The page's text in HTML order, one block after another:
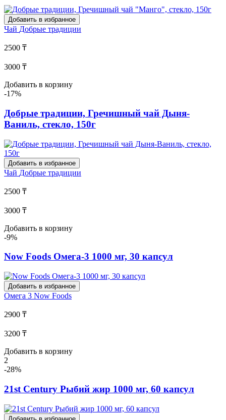
Добавить в избранное
Чай Добрые традиции
2500 ₸
3000 ₸
Добавить в корзину
-17%
Добрые традиции, Гречишный чай Дыня-
Ваниль, стекло, 150г
Добавить в избранное
Чай Добрые традиции
2500 ₸
3000 ₸
Добавить в корзину
-9%
Now Foods Омега-3 1000 мг, 30 капсул
Добавить в избранное
Омега 3 Now Foods
2900 ₸
3200 ₸
Добавить в корзину
2
-28%
21st Century Рыбий жир 1000 мг, 60 капсул